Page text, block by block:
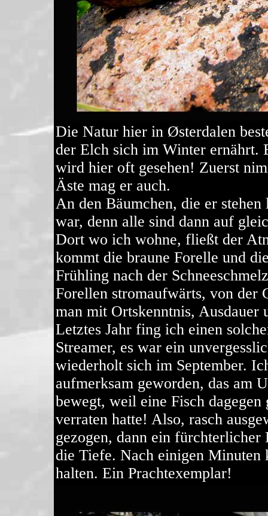
Die Natur hier in Østerdalen
der Elch sich im Winter ernährt.
wird hier oft gesehen! Zuerst
Äste mag er auch.
An den Bäumchen, die er
war, denn alle sind dann auf
Dort wo ich wohne, fließt der
kommt die braune Forelle und
Frühling nach der
Forellen stromaufwärts, von der
man mit Ortskenntnis,
Letztes Jahr fing ich einen
Streamer, es war ein
wiederholt sich im September.
aufmerksam geworden, das am
bewegt, weil eine Fisch
verraten hatte! Also, rasch
gezogen, dann ein
die Tiefe. Nach einigen Minuten
halten. Ein Prachtexemplar!